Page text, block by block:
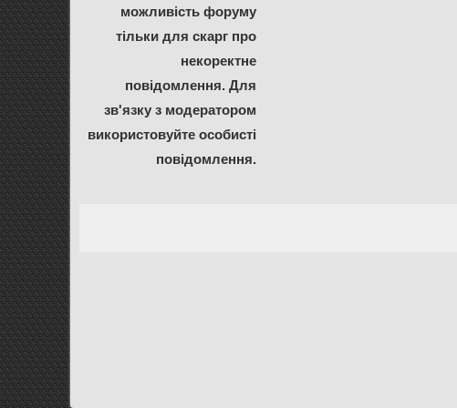
можливість форуму
тільки для скарг про
некоректне
повідомлення. Для
зв'язку з модератором
використовуйте особисті
повідомлення.